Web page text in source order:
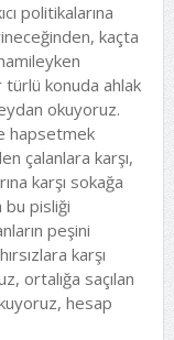
politikalarına
kaçta
türlü konuda ahlak
okuyoruz.
hapsetmek
çalanlara karşı,
karşı sokağa
bu pisliği
peşini
karşı
ortalığa saçılan
hesap